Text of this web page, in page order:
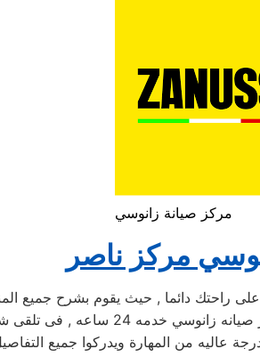
مركز صيانة زانوسي
مركز ناصر
دائما , حيث يقوم بشرح جميع
, كما توفر لكم مرلكز
من المهارة ويدركوا جميع